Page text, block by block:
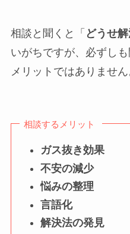
相談と聞くと「 どうせ
いがちですが、必ずし
メリットではありません
相談するメリット
ガス抜き効果
不安の減少
悩みの整理
言語化
解決法の発見